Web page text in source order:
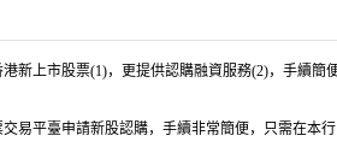
新上市股票(1)，更提供認購融資服務(2)，手續簡
易平臺申請新股認購，手續非常簡便，只需在本